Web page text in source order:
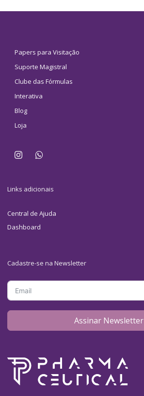
Papers para Visitação
Suporte Magistral
Clube das Fórmulas
Interativa
Blog
Loja
Links adicionais
Central de Ajuda
Dashboard
Cadastre-se na Newsletter
Assinar Newsletter